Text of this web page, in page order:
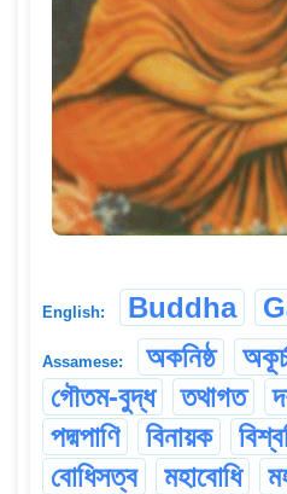
English: Buddha
Assamese: অকনিষ্ঠ
গৌতম-বুদ্ধ
তথাগত
পদ্মপাণি
বিনায়ক
বোধিসত্ব
মহাবোধি